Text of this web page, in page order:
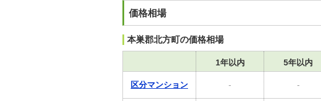
価格相場
本巣郡北方町の価格相場
1年以内 5年以内
区分マンション - -